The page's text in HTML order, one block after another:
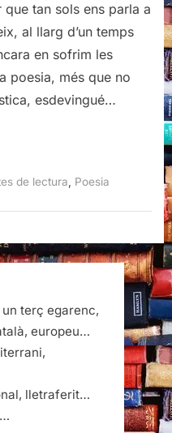
tan sols ens parla a
al llarg d’un temps
en sofrim les
poesia, més que no
esdevingué…
de lectura Poesia
terç egarenc,
europeu…
lletraferit…